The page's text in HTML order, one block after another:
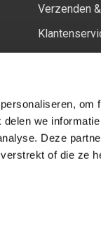
om
we
Deze
of die ze
Verzenden
ons op:
Facebook
Youtube